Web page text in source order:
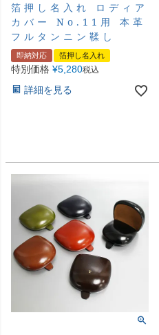
箔押し名入れ ロディア
カバー No.11用 本革
フルタンニン鞣し
即納対応 箔押し名入れ
特別価格 ¥5,280税込
詳細を見る